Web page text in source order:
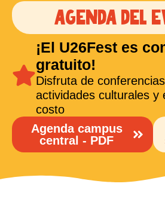
Agenda del
¡El U26Fest es
gratuito!
Disfruta de
actividades culturales y
costo
Agenda campus
central - PDF